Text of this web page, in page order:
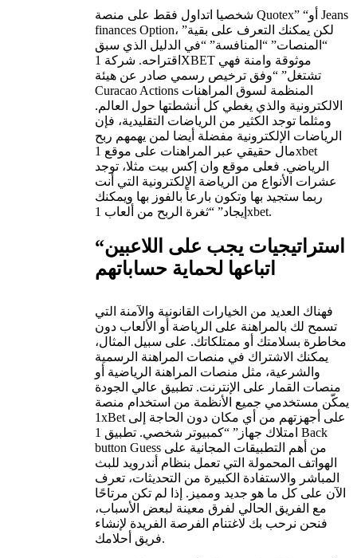
شخصيا اتداول فقط على منصة Quotex” “أو Jeans
finances Option، لكن يمكنك التعرف على بقية”
“المنصات” “المنافسة” “في الدليل الذي سبق
اقتراحه. شركة 1XBET موثوقة وامنة فهي
تشتغل” “وفق ترخيص رسمي صادر عن هيئة
Curacao Actions المنظمة لسوق المراهنات
الالكترونية والذي يغطي كل أنشطتها حول العالم.
ومثلما توجد الكثير من الرياضات التقليدية، فإن
الرياضات الإلكترونية مفضلة أيضا لمن يهمهم ربح
مال حقيقي عبر المراهنات على موقع 1xbet
الرياضي. فعلى موقع وان إكس بيت مثلا، توجد
عشرات الأنواع من الرياضة الإلكترونية التي أنت
ربما ستجيد بها وتكون بارعاً بالفوز بها ويمكنك
إيجاد” “ثغرة الربح من ألعاب 1xbet.
“استراتيجيات يجب على اللاعبين
اتباعها لحماية حساباتهم
فهناك العديد من الخيارات القانونية والآمنة التي
تسمح لك بالمراهنة على الرياضة أو الألعاب دون
مخاطرة بسلامتك أو ممتلكاتك. على سبيل المثال،
يمكنك الاشتراك في منصات المراهنة الرسمية
والشرعية، مثل منصات المراهنة الرياضية أو
منصات القمار على الإنترنت. تطبيق عالي الجودة
يمكّن مستخدمي جميع الأنظمة من استخدام منصة
1xBet على أجهزتهم من أي مكان دون الحاجة إلى
امتلاك جهاز” “كمبيوتر شخصي. تطبيق 1 Back
button Guess من أهم التطبيقات المجانية على
الهواتف المحمولة التي تعمل بنظام أندرويد للبث
المباشر والاستفادة الكبيرة من التحديثات، تعرف
الآن على كل ما هو جديد ومميز. إذا لم تكن مرتاحًا
مع الفريق الحالي لفرق معينة لبعض الأسباب،
فنحن نرحب بك لاغتنام الفرصة الفريدة لإنشاء
فريق أحلامك.